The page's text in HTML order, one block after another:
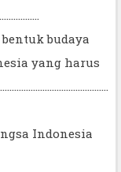
budaya
yang harus
Indonesia